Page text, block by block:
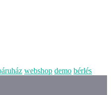
webshop demo bérlés